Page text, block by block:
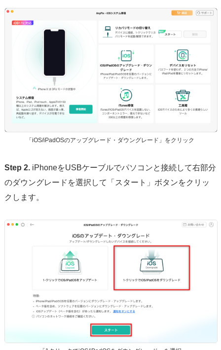
「iOS/iPadOSのアップグレード・ダウングレード」をクリック
Step 2.iPhoneをUSBケーブルでパソコンと接続して右部分
のダウングレードを選択して「スタート」ボタンをクリッ
クします。